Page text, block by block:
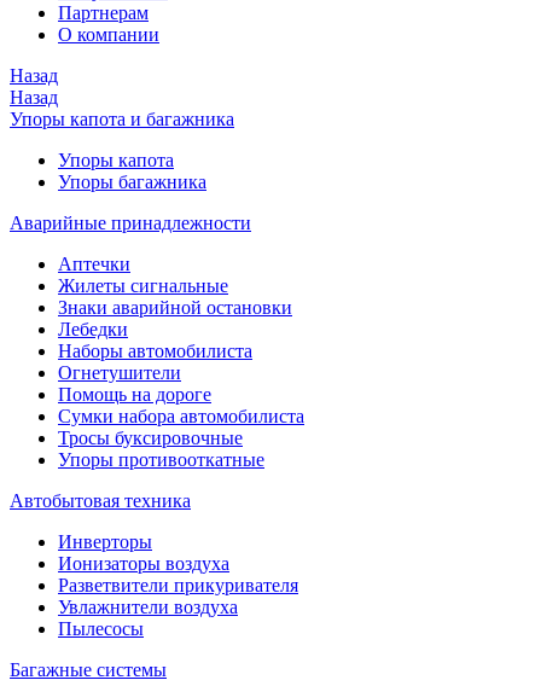
Партнерам
О компании
Назад
Назад
Упоры капота и багажника
Упоры капота
Упоры багажника
Аварийные принадлежности
Аптечки
Жилеты сигнальные
Знаки аварийной остановки
Лебедки
Наборы автомобилиста
Огнетушители
Помощь на дороге
Сумки набора автомобилиста
Тросы буксировочные
Упоры противооткатные
Автобытовая техника
Инверторы
Ионизаторы воздуха
Разветвители прикуривателя
Увлажнители воздуха
Пылесосы
Багажные системы